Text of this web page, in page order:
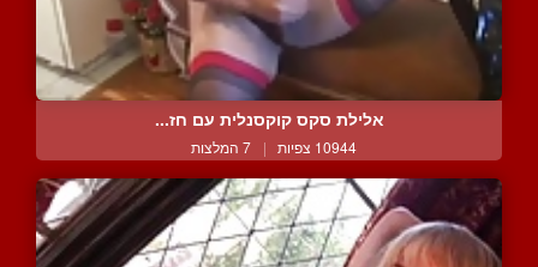
אלילת סקס קוקסנלית עם חז...
10944 צפיות | 7 המלצות